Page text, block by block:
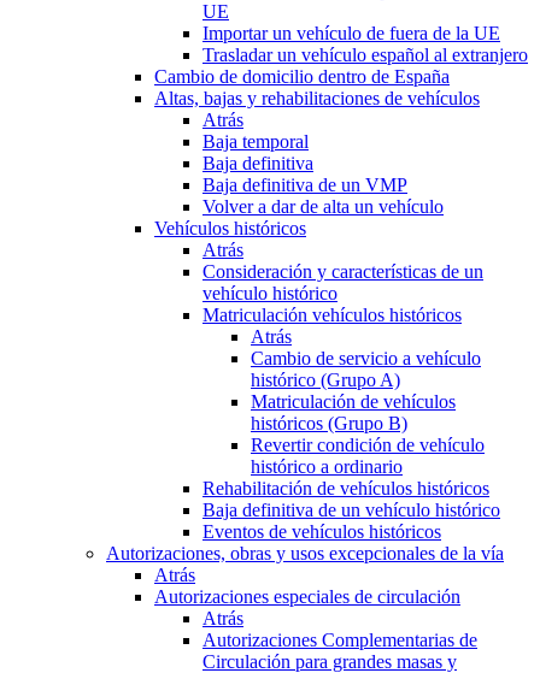
UE
Importar un vehículo de fuera de la UE
Trasladar un vehículo español al extranjero
Cambio de domicilio dentro de España
Altas, bajas y rehabilitaciones de vehículos
Atrás
Baja temporal
Baja definitiva
Baja definitiva de un VMP
Volver a dar de alta un vehículo
Vehículos históricos
Atrás
Consideración y características de un
vehículo histórico
Matriculación vehículos históricos
Atrás
Cambio de servicio a vehículo
histórico (Grupo A)
Matriculación de vehículos
históricos (Grupo B)
Revertir condición de vehículo
histórico a ordinario
Rehabilitación de vehículos históricos
Baja definitiva de un vehículo histórico
Eventos de vehículos históricos
Autorizaciones, obras y usos excepcionales de la vía
Atrás
Autorizaciones especiales de circulación
Atrás
Autorizaciones Complementarias de
Circulación para grandes masas y